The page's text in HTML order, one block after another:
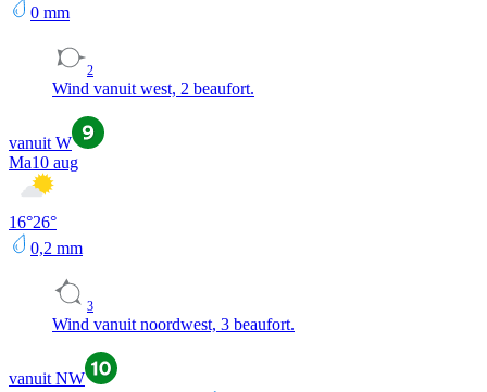
0 mm
2
Wind vanuit west, 2 beaufort.
vanuit W
Ma10 aug
16°26°
0,2 mm
3
Wind vanuit noordwest, 3 beaufort.
vanuit NW